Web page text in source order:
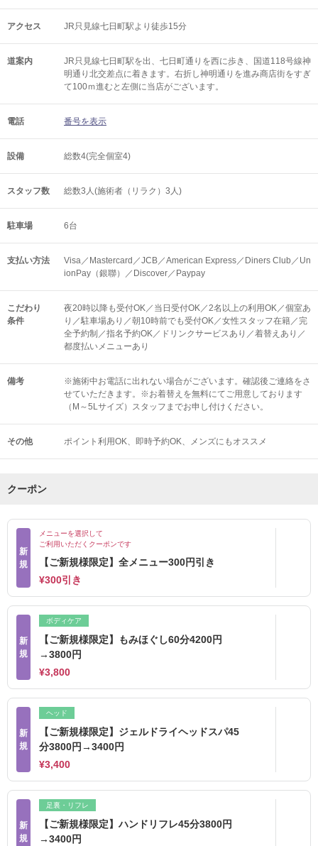
アクセス JR只見線七日町駅より徒歩15分
道案内
JR只見線七日町駅を出、七日町通りを西に歩き、国道118号線神
明通り北交差点に着きます。右折し神明通りを進み商店街をすぎ
て100ｍ進むと左側に当店がございます。
電話 番号を表示
設備 総数4(完全個室4)
スタッフ数 総数3人(施術者（リラク）3人)
駐車場 6台
支払い方法
Visa／Mastercard／JCB／American Express／Diners Club／Un
ionPay（銀聯）／Discover／Paypay
こだわり
条件
夜20時以降も受付OK／当日受付OK／2名以上の利用OK／個室あ
り／駐車場あり／朝10時前でも受付OK／女性スタッフ在籍／完
全予約制／指名予約OK／ドリンクサービスあり／着替えあり／
都度払いメニューあり
備考
※施術中お電話に出れない場合がございます。確認後ご連絡をさ
せていただきます。※お着替えを無料にてご用意しております
（M～5Lサイズ）スタッフまでお申し付けください。
その他 ポイント利用OK 即時予約OK メンズにもオススメ
クーポン
新
規
メニューを選択して
ご利用いただくクーポンです
【ご新規様限定】全メニュー300円引き
¥300引き
新
規
ボディケア
【ご新規様限定】もみほぐし60分4200円
→3800円
¥3,800
新
規
ヘッド
【ご新規様限定】ジェルドライヘッドスパ45
分3800円→3400円
¥3,400
新
規
足裏・リフレ
【ご新規様限定】ハンドリフレ45分3800円
→3400円